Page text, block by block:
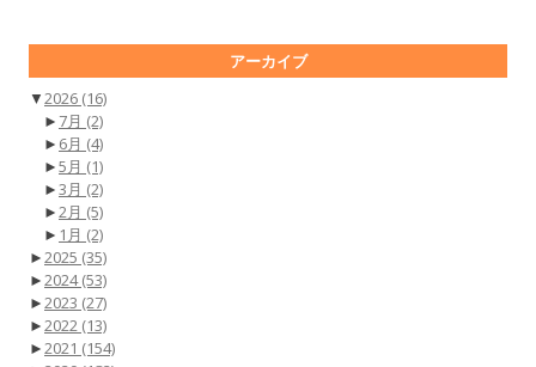
アーカイブ
▼2026 (16)
► 7月 (2)
► 6月 (4)
►5月 (1)
►3月 (2)
►2月 (5)
► 1月 (2)
►2025 (35)
►2024(53)
►2023 (27)
►2022 (13)
►2021 (154)